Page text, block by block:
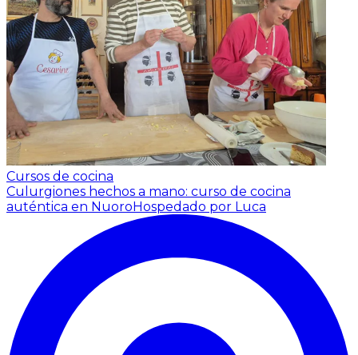
Cursos de cocina
Culurgiones hechos a mano: curso de cocina
auténtica en NuoroHospedado por Luca